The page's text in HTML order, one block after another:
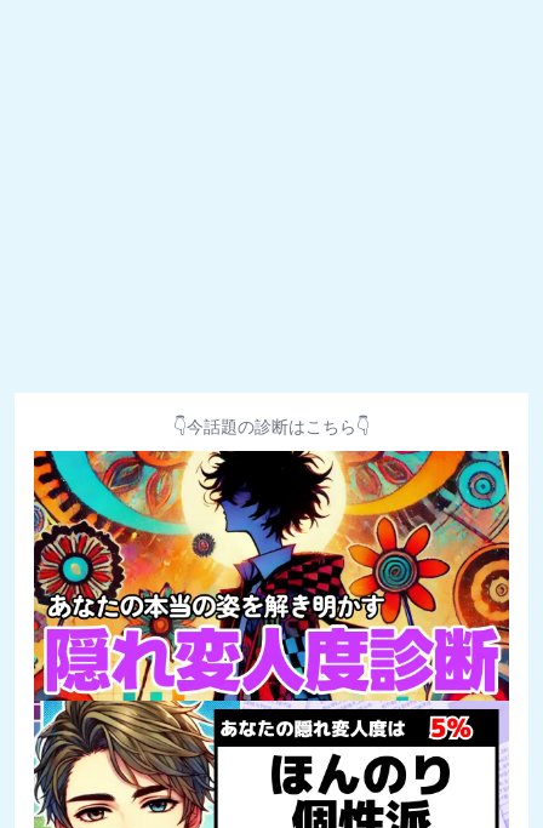
👇今話題の診断はこちら👇